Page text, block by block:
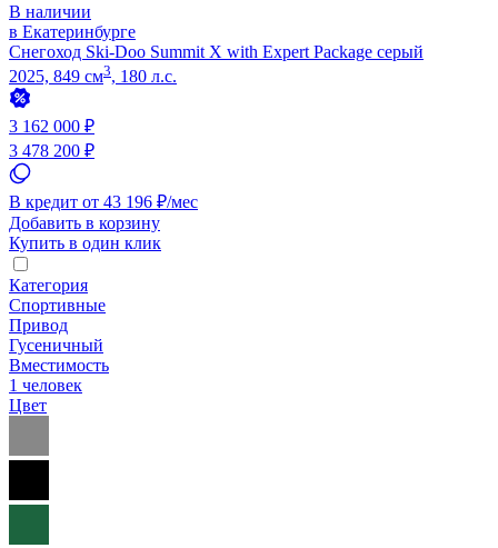
В наличии
в Екатеринбурге
Снегоход Ski-Doo Summit X with Expert Package серый
2025, 849 см3, 180 л.с.
3 162 000 ₽
3 478 200 ₽
В кредит от 43 196 ₽/мес
Добавить в корзину
Купить в один клик
Категория
Спортивные
Привод
Гусеничный
Вместимость
1 человек
Цвет